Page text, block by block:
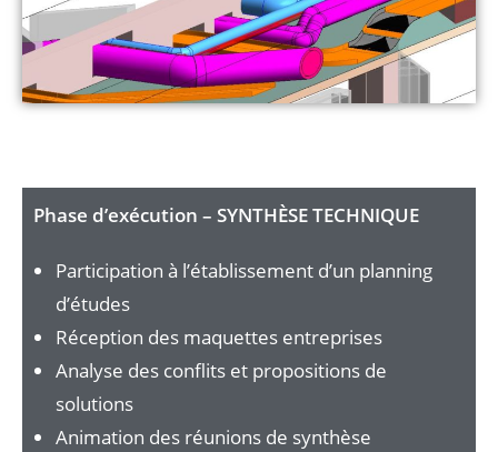
Phase d’exécution – SYNTHÈSE TECHNIQUE
Participation à l’établissement d’un planning
d’études
Réception des maquettes entreprises
Analyse des conflits et propositions de
solutions
Animation des réunions de synthèse